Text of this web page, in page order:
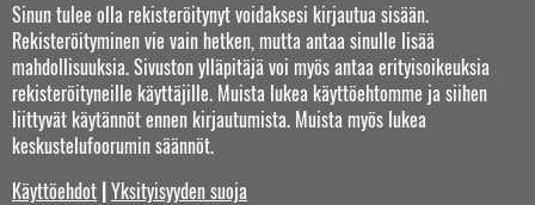
Sinun tulee olla rekisteröitynyt voidaksesi kirjautua sisään.
Rekisteröityminen vie vain hetken, mutta antaa sinulle lisää
mahdollisuuksia. Sivuston ylläpitäjä voi myös antaa erityisoikeuksia
rekisteröityneille käyttäjille. Muista lukea käyttöehtomme ja siihen
liittyvät käytännöt ennen kirjautumista. Muista myös lukea
keskustelufoorumin säännöt.
Käyttöehdot Yksityisyyden suoja